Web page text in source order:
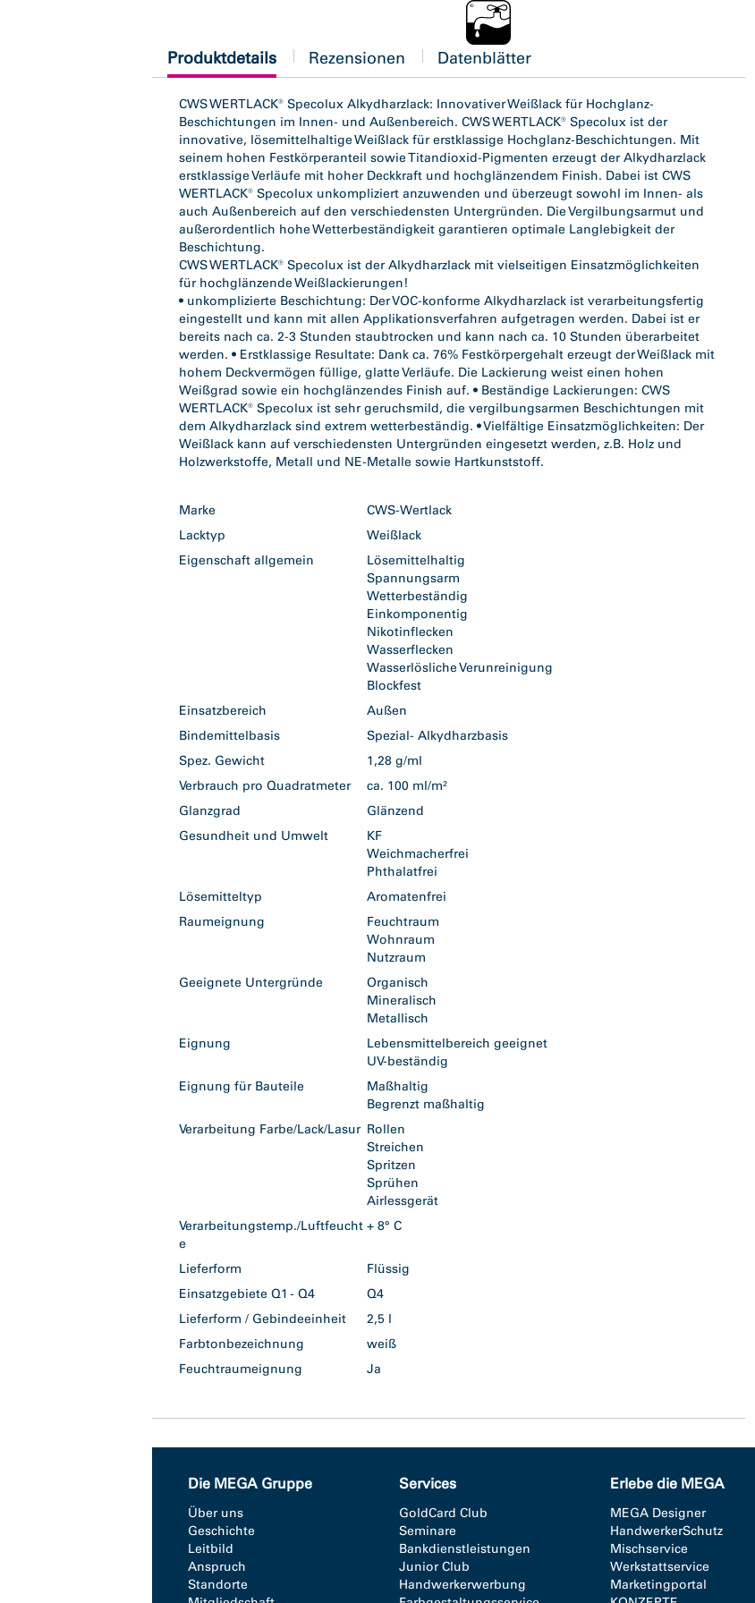
current
tab:
Produktdetails Rezensionen Datenblätter
CWS WERTLACK® Specolux Alkydharzlack: Innovativer Weißlack für Hochglanz-
Beschichtungen im Innen- und Außenbereich. CWS WERTLACK® Specolux ist der
innovative, lösemittelhaltige Weißlack für erstklassige Hochglanz-Beschichtungen. Mit
seinem hohen Festkörperanteil sowie Titandioxid-Pigmenten erzeugt der Alkydharzlack
erstklassige Verläufe mit hoher Deckkraft und hochglänzendem Finish. Dabei ist CWS
WERTLACK® Specolux unkompliziert anzuwenden und überzeugt sowohl im Innen- als
auch Außenbereich auf den verschiedensten Untergründen. Die Vergilbungsarmut und
außerordentlich hohe Wetterbeständigkeit garantieren optimale Langlebigkeit der
Beschichtung.
CWS WERTLACK® Specolux ist der Alkydharzlack mit vielseitigen Einsatzmöglichkeiten
für hochglänzende Weißlackierungen!
• unkomplizierte Beschichtung: Der VOC-konforme Alkydharzlack ist verarbeitungsfertig
eingestellt und kann mit allen Applikationsverfahren aufgetragen werden. Dabei ist er
bereits nach ca. 2-3 Stunden staubtrocken und kann nach ca. 10 Stunden überarbeitet
werden. • Erstklassige Resultate: Dank ca. 76% Festkörpergehalt erzeugt der Weißlack mit
hohem Deckvermögen füllige, glatte Verläufe. Die Lackierung weist einen hohen
Weißgrad sowie ein hochglänzendes Finish auf. • Beständige Lackierungen: CWS
WERTLACK® Specolux ist sehr geruchsmild, die vergilbungsarmen Beschichtungen mit
dem Alkydharzlack sind extrem wetterbeständig. • Vielfältige Einsatzmöglichkeiten: Der
Weißlack kann auf verschiedensten Untergründen eingesetzt werden, z.B. Holz und
Holzwerkstoffe, Metall und NE-Metalle sowie Hartkunststoff.
Marke
CWS-Wertlack
Lacktyp
Weißlack
Eigenschaft allgemein
Lösemittelhaltig
Spannungsarm
Wetterbeständig
Einkomponentig
Nikotinflecken
Wasserflecken
Wasserlösliche Verunreinigung
Blockfest
Einsatzbereich
Außen
Bindemittelbasis
Spezial- Alkydharzbasis
Spez. Gewicht
1,28 g/ml
Verbrauch pro Quadratmeter
ca. 100 ml/m²
Glanzgrad
Glänzend
Gesundheit und Umwelt
KF
Weichmacherfrei
Phthalatfrei
Lösemitteltyp
Aromatenfrei
Raumeignung
Feuchtraum
Wohnraum
Nutzraum
Geeignete Untergründe
Organisch
Mineralisch
Metallisch
Eignung
Lebensmittelbereich geeignet
UV-beständig
Eignung für Bauteile
Maßhaltig
Begrenzt maßhaltig
Verarbeitung Farbe/Lack/Lasur Rollen
Streichen
Spritzen
Sprühen
Airlessgerät
Verarbeitungstemp./Luftfeucht
e
+ 8° C
Lieferform
Flüssig
Einsatzgebiete Q1 - Q4
Q4
Lieferform / Gebindeeinheit
2,5 l
Farbtonbezeichnung
weiß
Feuchtraumeignung
Ja
Die MEGA Gruppe
Über uns
Geschichte
Leitbild
Anspruch
Standorte
Services
GoldCard Club
Seminare
Bankdienstleistungen
Junior Club
Handwerkerwerbung
Erlebe die MEGA
MEGA Designer
HandwerkerSchutz
Mischservice
Werkstattservice
Marketingportal